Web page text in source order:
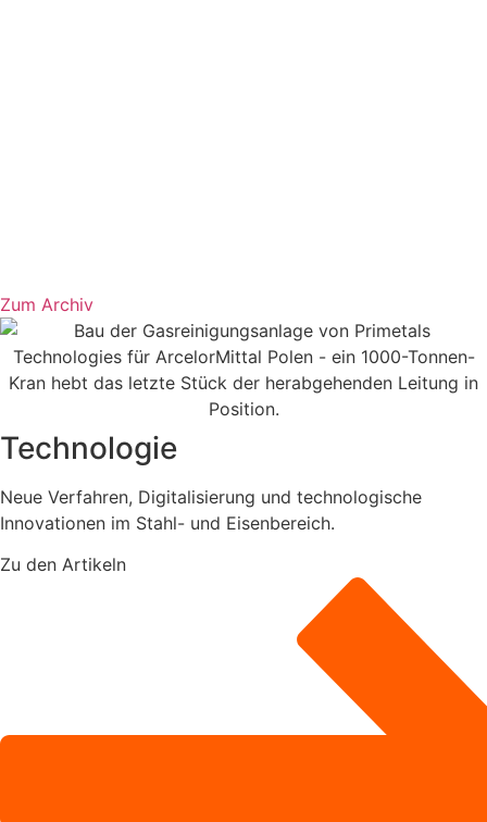
Zum Archiv
Technologie
Neue Verfahren, Digitalisierung und technologische
Innovationen im Stahl- und Eisenbereich.
Zu den Artikeln